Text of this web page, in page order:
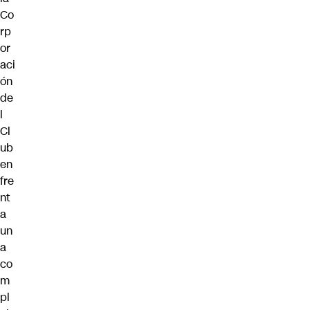
Co
rp
or
aci
ón
de
l
Cl
ub
en
fre
nt
a
un
a
co
m
pl